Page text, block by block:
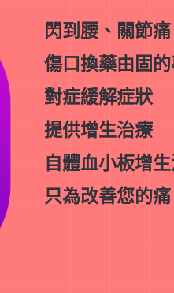
閃到腰、關節
傷口換藥由固
對症緩解症狀
提供增生治療
自體血小板增
只為改善您的痛